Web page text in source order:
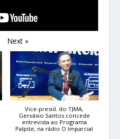
Next »
Vice-presid. do TJMA,
Gervásio Santos concede
entrevista ao Programa
Palpite, na rádio O Imparcial